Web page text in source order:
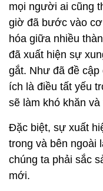
mọi người ai cũng
giờ đã bước vào
hóa giữa nhiều
đã xuất hiện sự
gắt. Như đã đề
ích là điều tất yếu
sẽ làm khó khăn
Đặc biệt, sự xuất
trong và bên ngoài
chúng ta phải sắc
mới.